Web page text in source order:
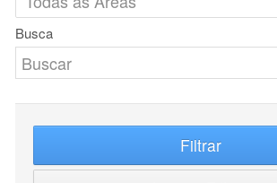
Busca
Filtrar